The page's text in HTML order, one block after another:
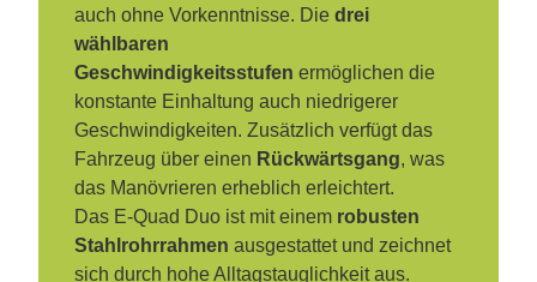
auch ohne Vorkenntnisse. Diedrei
wählbaren
Geschwindigkeitsstufen ermöglichen die
konstante Einhaltung auch niedrigerer
Geschwindigkeiten. Zusätzlich verfügt das
Fahrzeug über einen Rückwärtsgang, was
das Manövrieren erheblich erleichtert.
Das E-Quad Duo ist mit einem robusten
Stahlrohrrahmen ausgestattet und zeichnet
sich durch hohe Alltagstauglichkeit aus.